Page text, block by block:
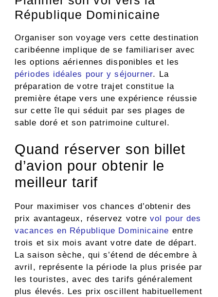
République Dominicaine
Organiser son voyage vers cette destination
caribéenne implique de se familiariser avec
les options aériennes disponibles et les
périodes idéales pour y séjourner. La
préparation de votre trajet constitue la
première étape vers une expérience réussie
sur cette île qui séduit par ses plages de
sable doré et son patrimoine culturel.
Quand réserver son billet
d’avion pour obtenir le
meilleur tarif
Pour maximiser vos chances d’obtenir des
prix avantageux, réservez votrevol pour des
vacances en République Dominicaine entre
trois et six mois avant votre date de départ.
La saison sèche, qui s’étend de décembre à
avril, représente la période la plus prisée par
les touristes, avec des tarifs généralement
plus élevés. Les prix oscillent habituellement